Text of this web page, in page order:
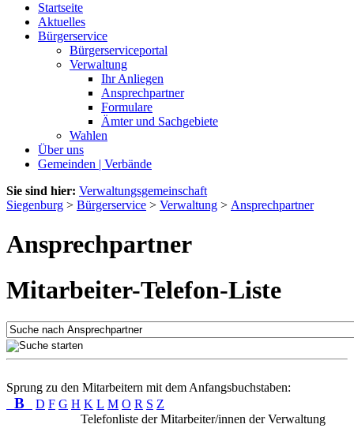
Startseite
Aktuelles
Bürgerservice
Bürgerserviceportal
Verwaltung
Ihr Anliegen
Ansprechpartner
Formulare
Ämter und Sachgebiete
Wahlen
Über uns
Gemeinden | Verbände
Sie sind hier: Verwaltungsgemeinschaft
Siegenburg > Bürgerservice > Verwaltung > Ansprechpartner
Ansprechpartner
Mitarbeiter-Telefon-Liste
Sprung zu den Mitarbeitern mit dem Anfangsbuchstaben:
B D F G H K L M O R S Z
Telefonliste der Mitarbeiter/innen der Verwaltung